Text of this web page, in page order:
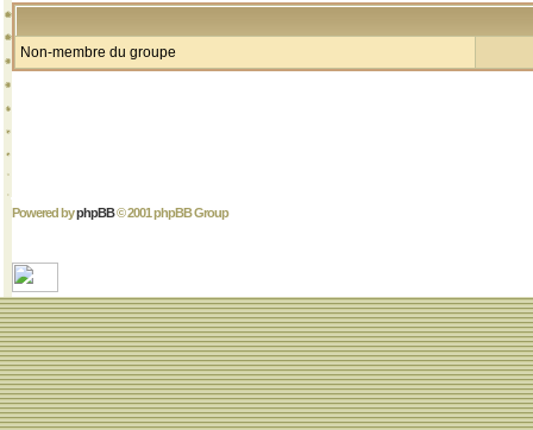
Non-membre du groupe
Powered byphpBB© 2001 phpBB Group